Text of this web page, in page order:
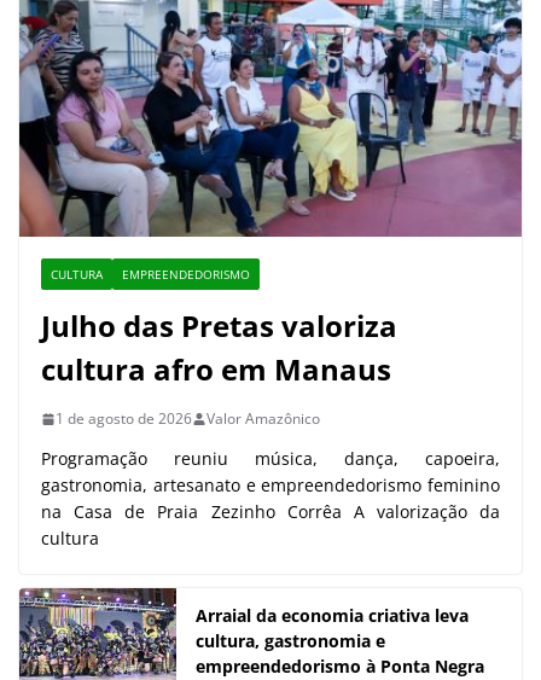
CULTURA EMPREENDEDORISMO
Julho das Pretas valoriza
cultura afro em Manaus
1 de agosto de 2026 Valor Amazônico
Programação reuniu música, dança, capoeira,
gastronomia, artesanato e empreendedorismo feminino
na Casa de Praia Zezinho Corrêa A valorização da
cultura
Arraial da economia criativa leva
cultura, gastronomia e
empreendedorismo à Ponta Negra